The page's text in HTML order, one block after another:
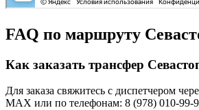
FAQ по маршруту
Как заказать трансфер
Для заказа свяжитесь с диспетчером
MAX или по телефонам: 8 (978) 010-99-